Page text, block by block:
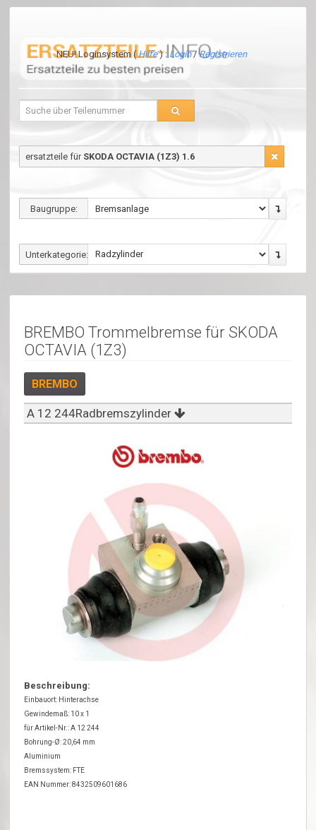
NEU! Loginsystem (Hilfe) : Login/Registrieren
ersatzteile für SKODA OCTAVIA (1Z3) 1.6
Baugruppe:
Unterkategorie:
BREMBO Trommelbremse für SKODA
OCTAVIA (1Z3)
BREMBO
A 12 244Radbremszylinder
Beschreibung:
Einbauort: Hinterachse
Gewindemaß: 10 x 1
für Artikel-Nr.: A 12 244
Bohrung-Ø: 20,64 mm
Aluminium
Bremssystem: FTE
EAN Nummer: 8432509601686